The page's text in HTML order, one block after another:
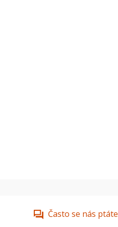
Často se nás ptáte